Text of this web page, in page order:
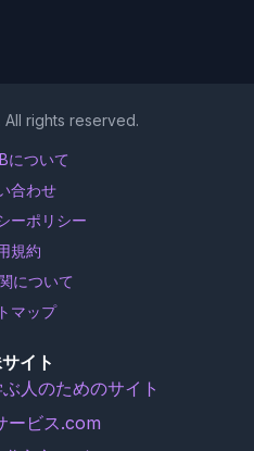
All rights reserved.
について
合わせ
ーポリシー
規約
について
マップ
イト
人のためのサイト
ービス.com